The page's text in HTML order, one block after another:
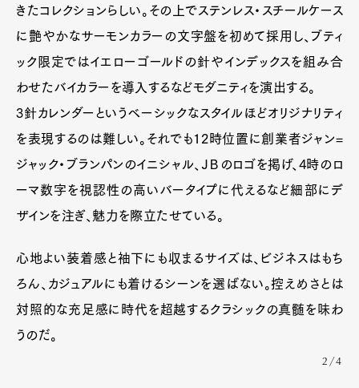
きたコレクションらしい。その上でステンレス・スチールケース
に艶やかなサーモンカラーの文字盤を初めて採用し、ブティ
ック限定ではイエローゴールドの針やインデックスを組み合
わせたバイカラーを導入するなどモダニティを演出する。
3針カレンダーというベーシックなスタイルほどオリジナリティ
を表現するのは難しい。それでも12時位置に創業者ジャン=
ジャック・ブランパンのイニシャル、ＪＢのロゴを掲げ、4時のロ
ーマ数字を視認性の高いバータイプに代えるなど細部にデ
ザインを注ぎ、魅力を際立たせている。
心地よい装着感と袖下にも収まるサイズは、ビジネスはもち
ろん、カジュアルにも着けるシーンを選ばない。控えめさとは
対照的な充足感に時代を超越するクラシックの真髄を味わ
うのだ。
2/4